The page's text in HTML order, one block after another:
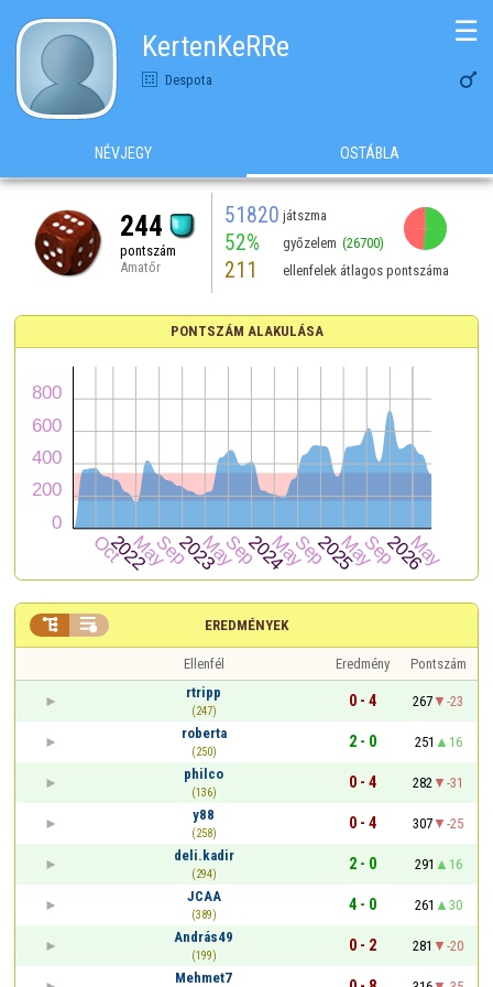
KertenKeRRe
Despota 
☰
NÉVJEGY OSTÁBLA
244
pontszám
Amatőr
51820 játszma
52% győzelem (26700)
211 ellenfelek átlagos pontszáma
PONTSZÁM ALAKULÁSA
EREDMÉNYEK
 
Ellenfél Eredmény
Pontszám
rtripp
(247)
0 - 4 267
-23
roberta
(250)
2 - 0 251
16
philco
(136)
0 - 4 282
-31
y88
(258)
0 - 4 307
-25
deli.kadir
(294)
2 - 0 291
16
JCAA
(389)
4 - 0 261
30
András49
(199)
0 - 2 281
-20
Mehmet7